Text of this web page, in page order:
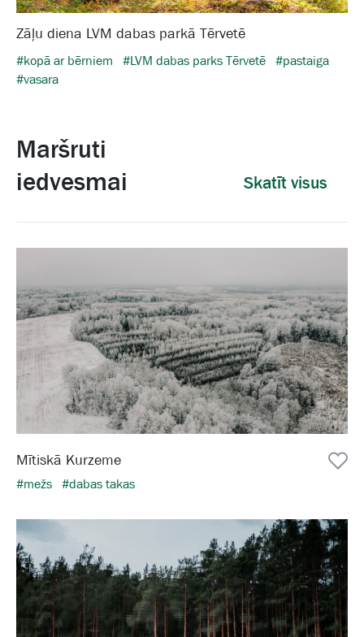
Zāļu diena LVM dabas parkā Tērvetē
#kopā ar bērniem #LVM dabas parks Tērvetē #pastaiga
#vasara
Maršruti
iedvesmai
Skatīt visus
Mītiskā Kurzeme
#mežs #dabas takas